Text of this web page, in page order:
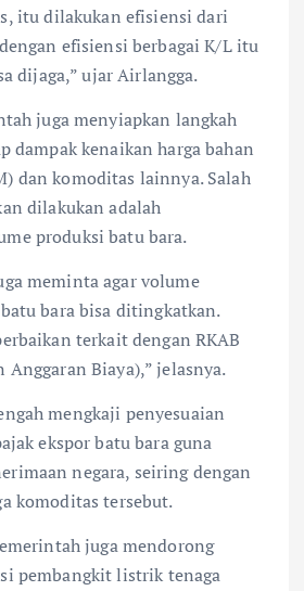
itu dilakukan efisiensi dari
efisiensi berbagai K/L itu
dijaga,” ujar Airlangga.
juga menyiapkan langkah
dampak kenaikan harga bahan
dan komoditas lainnya. Salah
dilakukan adalah
produksi batu bara.
meminta agar volume
bara bisa ditingkatkan.
terkait dengan RKAB
Anggaran Biaya),” jelasnya.
mengkaji penyesuaian
ekspor batu bara guna
negara, seiring dengan
komoditas tersebut.
juga mendorong
pembangkit listrik tenaga